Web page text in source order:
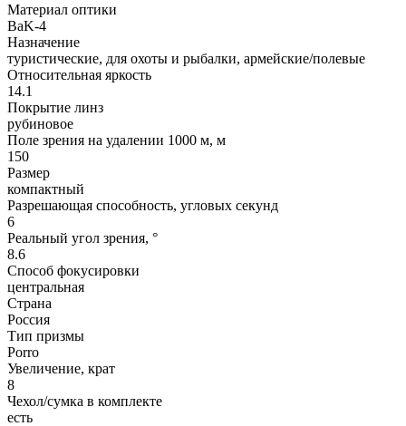
Материал оптики
BaK-4
Назначение
туристические, для охоты и рыбалки, армейские/полевые
Относительная яркость
14.1
Покрытие линз
рубиновое
Поле зрения на удалении 1000 м, м
150
Размер
компактный
Разрешающая способность, угловых секунд
6
Реальный угол зрения, °
8.6
Способ фокусировки
центральная
Страна
Россия
Тип призмы
Porro
Увеличение, крат
8
Чехол/сумка в комплекте
есть